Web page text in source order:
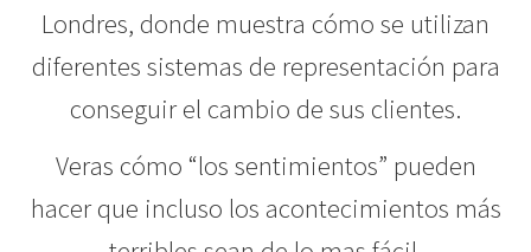
Londres, donde muestra cómo se utilizan
diferentes sistemas de representación para
conseguir el cambio de sus clientes.
Veras cómo “los sentimientos” pueden
hacer que incluso los acontecimientos más